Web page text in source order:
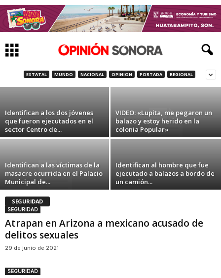
ESTATAL MUNDO NACIONAL OPINION PORTADA REGIONAL
Identifican a los dos hombres que fueron
ejecutados y arrojados en el Valle de
14 de enero de 2021
Identifican a los dos jóvenes
que fueron ejecutados en el
sector Centro de...
VIDEO: «Lupita, me pegaron un
balazo y estoy herido en la
colonia Popular»
Identifican a las víctimas de la
masacre ocurrida en el Palacio
Municipal de...
Identifican al hombre que fue
ejecutado a balazos a bordo de
un camión...
SEGURIDAD
SEGURIDAD
Atrapan en Arizona a mexicano acusado de
delitos sexuales
29 de junio de 2021
SEGURIDAD